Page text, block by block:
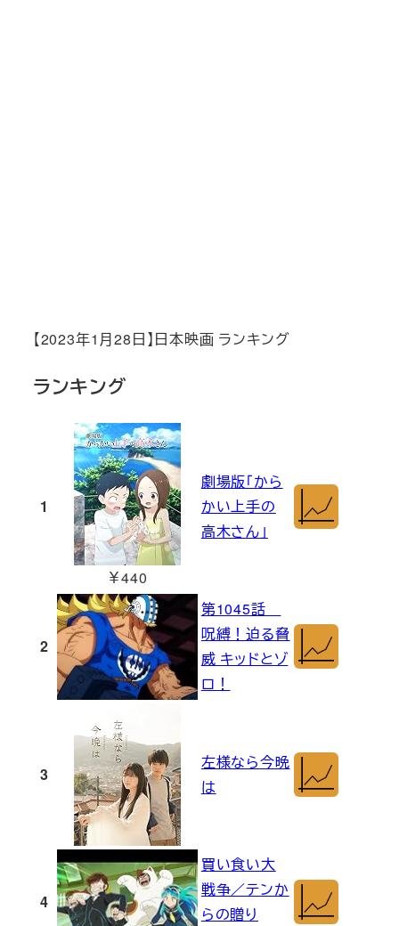
【2023年1月28日】日本映画 ランキング
ランキング
1
￥440
劇場版「から
かい上手の
高木さん」
2
第1045話
呪縛！迫る脅
威 キッドとゾ
ロ！
3
左様なら今晩
は
4
買い食い大
戦争／テンか
らの贈り